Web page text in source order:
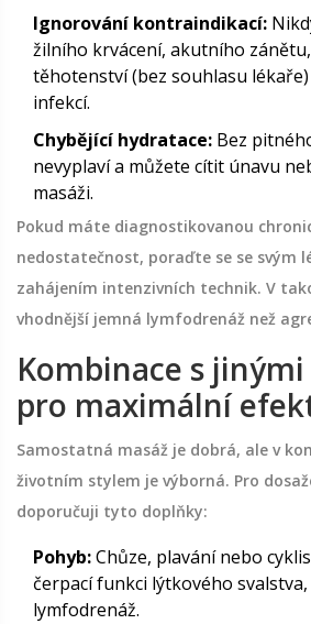
Ignorování kontraindikací:
žilního krvácení, akutního
těhotenství (bez souhlasu
infekcí.
Chybějící hydratace: Bez
nevyplaví a můžete cítit únavu
masáži.
Pokud máte diagnostikovanou
nedostatečnost, poraďte se se svým
zahájením intenzivních technik. V
vhodnější jemná lymfodrenáž než
Kombinace s
pro maximální
Samostatná masáž je dobrá, ale v
životním stylem je výborná. Pro
doporučuji tyto doplňky:
Pohyb:Chůze, plavání nebo
čerpací funkci lýtkového
lymfodrenáž.